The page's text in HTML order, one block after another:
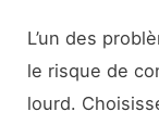
L’un des
le risque de
lourd.